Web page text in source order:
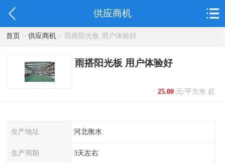
供应商机
首页> 供应商机> 雨搭阳光板 用户体验好
雨搭阳光板 用户体验好
25.00元/平方米 起
生产地址 河北衡水
生产周期 3天左右